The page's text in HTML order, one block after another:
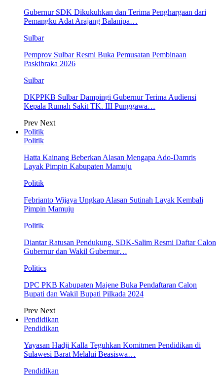
Gubernur SDK Dikukuhkan dan Terima Penghargaan dari
Pemangku Adat Arajang Balanipa…
Sulbar
Pemprov Sulbar Resmi Buka Pemusatan Pembinaan
Paskibraka 2026
Sulbar
DKPPKB Sulbar Dampingi Gubernur Terima Audiensi
Kepala Rumah Sakit TK. III Punggawa…
Prev Next
Politik
Politik
Hatta Kainang Beberkan Alasan Mengapa Ado-Damris
Layak Pimpin Kabupaten Mamuju
Politik
Febrianto Wijaya Ungkap Alasan Sutinah Layak Kembali
Pimpin Mamuju
Politik
Diantar Ratusan Pendukung, SDK-Salim Resmi Daftar Calon
Gubernur dan Wakil Gubernur…
Politics
DPC PKB Kabupaten Majene Buka Pendaftaran Calon
Bupati dan Wakil Bupati Pilkada 2024
Prev Next
Pendidikan
Pendidikan
Yayasan Hadji Kalla Teguhkan Komitmen Pendidikan di
Sulawesi Barat Melalui Beasiswa…
Pendidikan